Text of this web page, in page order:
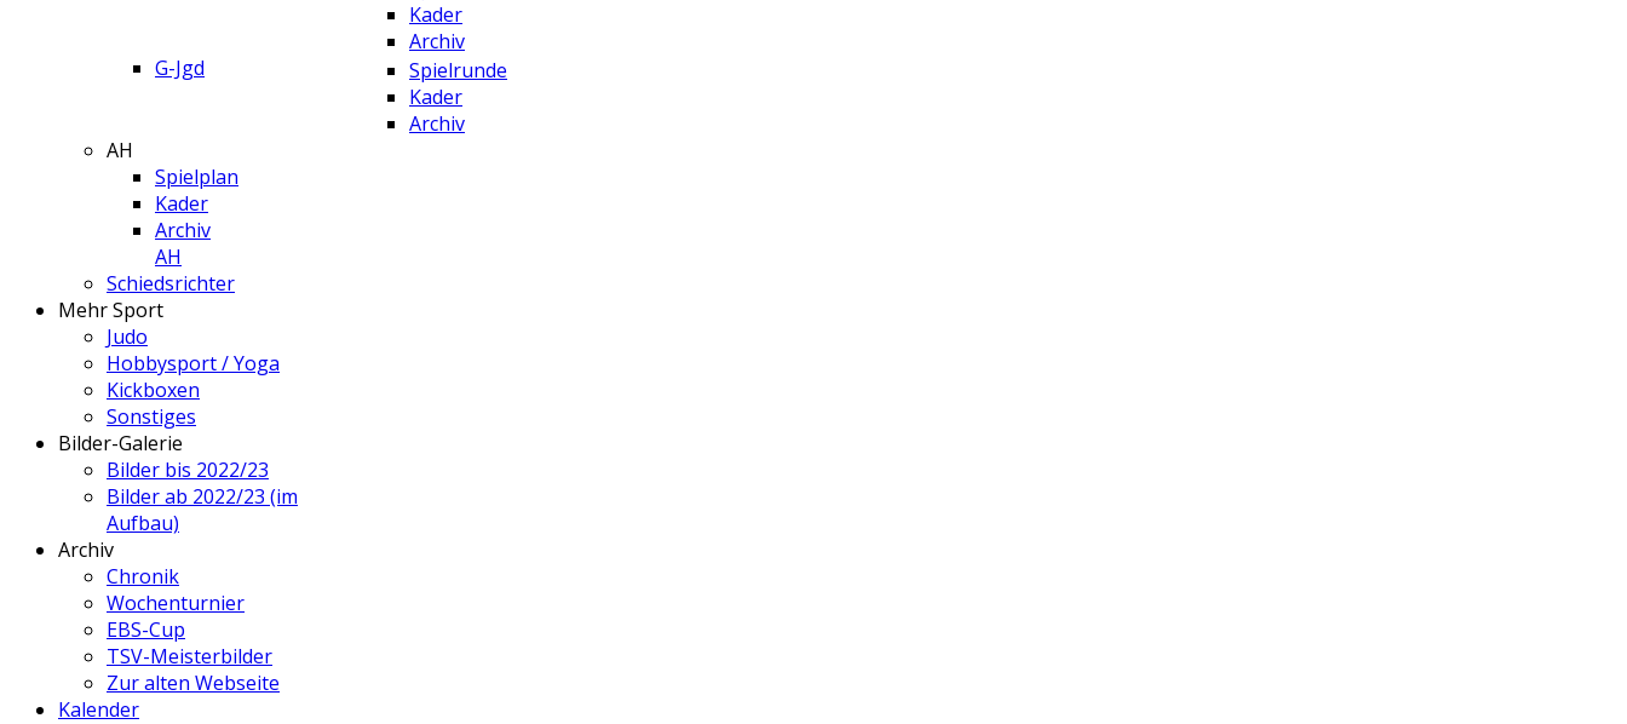
Kader
Archiv
G-Jgd
Spielrunde
Kader
Archiv
AH
Spielplan
Kader
Archiv
AH
Schiedsrichter
Mehr Sport
Judo
Hobbysport / Yoga
Kickboxen
Sonstiges
Bilder-Galerie
Bilder bis 2022/23
Bilder ab 2022/23 (im
Aufbau)
Archiv
Chronik
Wochenturnier
EBS-Cup
TSV-Meisterbilder
Zur alten Webseite
Kalender